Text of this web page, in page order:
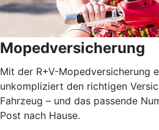
Mopedversicherung
Mit der R+V-Mopedversicherung
unkompliziert den richtigen
Fahrzeug – und das passende
Post nach Hause.